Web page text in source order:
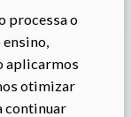
processa o
aplicarmos
otimizar
continuar